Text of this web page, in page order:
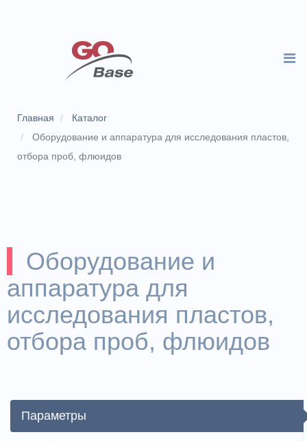
Главная
Каталог
Оборудование и аппаратура для исследования пластов,
отбора проб, флюидов
Оборудование и
аппаратура для
исследования пластов,
отбора проб, флюидов
Параметры